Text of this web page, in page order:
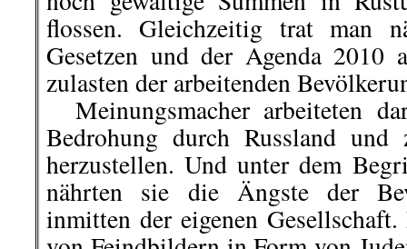
flossen. Gleichzeitig trat man
Gesetzen und der Agenda 2010
zulasten der arbeitenden
Meinungsmacher arbeiteten
Bedrohung durch Russland und
herzustellen. Und unter dem
nährten sie die Ängste der
inmitten der eigenen